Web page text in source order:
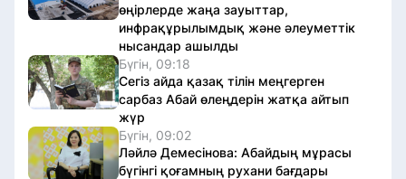
өңірлерде жаңа зауыттар,
инфрақұрылымдық және әлеуметтік
нысандар ашылды
Бүгін, 09:18
Сегіз айда қазақ тілін меңгерген
сарбаз Абай өлеңдерін жатқа айтып
жүр
Бүгін, 09:02
Ләйлә Демесінова: Абайдың мұрасы
бүгінгі қоғамның рухани бағдары